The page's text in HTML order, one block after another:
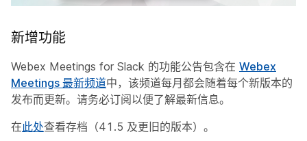
新增功能
Webex Meetings for Slack 的功能公告包含在 Webex
Meetings 最新频道中，该频道每月都会随着每个新版本的
发布而更新。请务必订阅以便了解最新信息。
在此处查看存档（41.5 及更旧的版本）。